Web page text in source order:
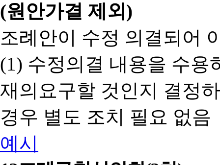
(원안가결 제외)
조례안이 수정 의결되어
(1) 수정의결 내용을 수용
재의요구할 것인지 결정
경우 별도 조치 필요 없음
예시